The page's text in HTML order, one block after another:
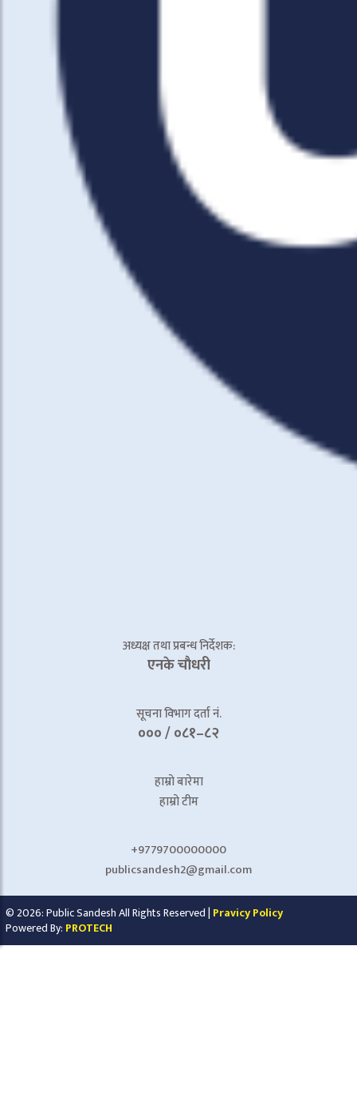
अध्यक्ष तथा प्रबन्ध निर्देशक:
एनके चाैधरी
सूचना विभाग दर्ता नं.
००० / ०८१–८२
हाम्रो बारेमा
हाम्रो टीम
+9779700000000
publicsandesh2@gmail.com
© 2026: Public Sandesh All Rights Reserved | Pravicy Policy
Powered By: PROTECH